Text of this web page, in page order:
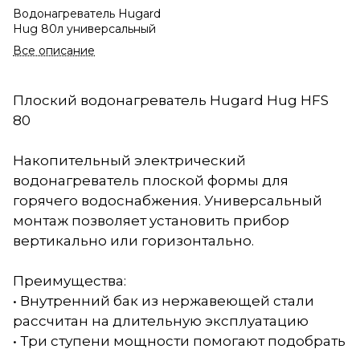
Водонагреватель Hugard
Hug 80л универсальный
Все описание
Плоский водонагреватель Hugard Hug HFS
80
Накопительный электрический
водонагреватель плоской формы для
горячего водоснабжения. Универсальный
монтаж позволяет установить прибор
вертикально или горизонтально.
Преимущества:
• Внутренний бак из нержавеющей стали
рассчитан на длительную эксплуатацию
• Три ступени мощности помогают подобрать